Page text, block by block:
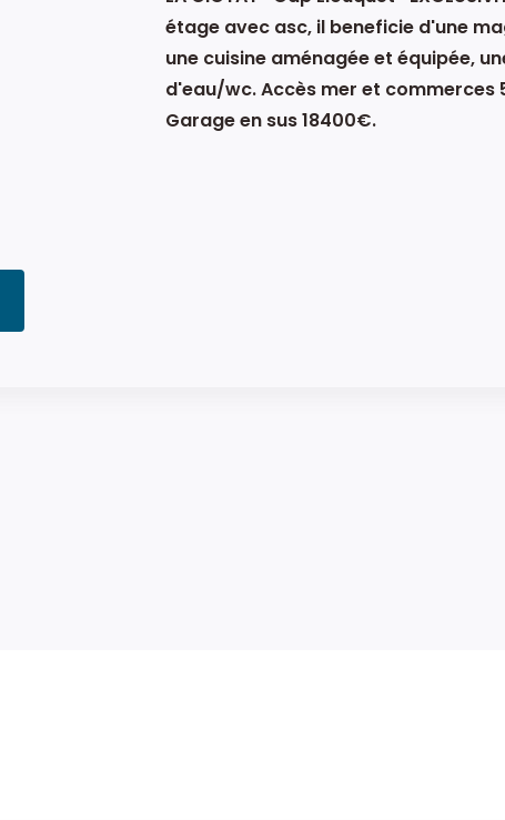
étage avec asc, il beneficie d'une
une cuisine aménagée et équipée,
d'eau/wc. Accès mer et commerces
Garage en sus 18400€.